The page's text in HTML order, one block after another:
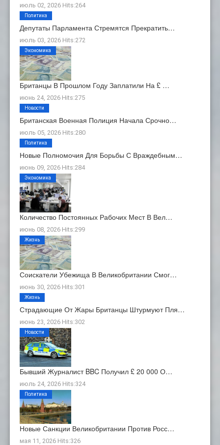
июль 02, 2026 Hits:264
Депутаты Парламента Стремятся Прекратить…
июль 03, 2026 Hits:272
Политика
Британцы В Прошлом Году Заплатили На £ …
июнь 24, 2026 Hits:275
Экономика
Британская Военная Полиция Начала Срочно…
июль 05, 2026 Hits:280
Новости
Новые Полномочия Для Борьбы С Враждебным…
июнь 09, 2026 Hits:284
Политика
Количество Постоянных Рабочих Мест В Вел…
июнь 08, 2026 Hits:299
Экономика
Соискатели Убежища В Великобритании Смог…
июнь 30, 2026 Hits:301
Жизнь
Страдающие От Жары Британцы Штурмуют Пля…
июнь 23, 2026 Hits:302
Жизнь
Бывший Журналист BBC Получил £ 20 000 О…
июль 24, 2026 Hits:324
Новости
Новые Санкции Великобритании Против Росс…
мая 11, 2026 Hits:326
Политика